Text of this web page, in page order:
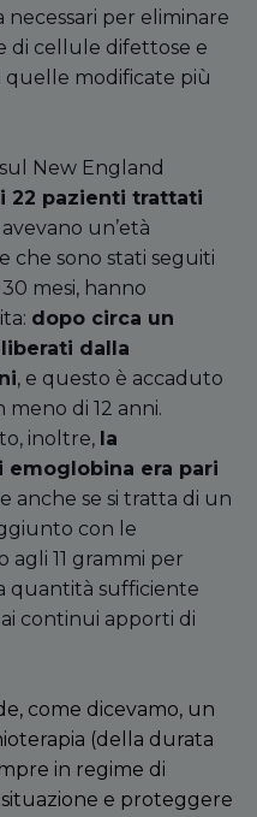
per eliminare
di cellule difettose e
quelle modificate più
New England
22 pazienti trattati
un’età
che sono stati seguiti
mesi, hanno
: dopo circa un
dalla
, e questo è accaduto
meno di 12 anni.
inoltre, la
era pari
anche se si tratta di un
con le
agli 11 grammi per
quantità sufficiente
continui apporti di
come dicevamo, un
(della durata
in regime di
e proteggere